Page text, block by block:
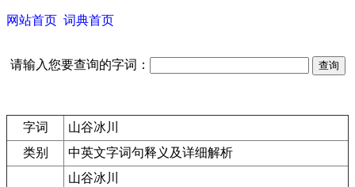
网站首页 词典首页
请输入您要查询的字词：
字词
山谷冰川
类别
中英文字词句释义及详细解析
山谷冰川